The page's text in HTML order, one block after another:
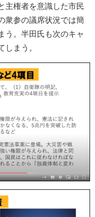
主権者を意識した市民
衆参の議席状況では簡
う。半田氏も次のキャ
まう。